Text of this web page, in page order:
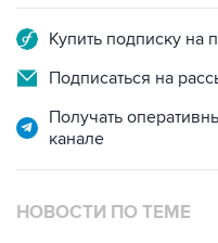
Купить подписку на
Подписаться на
Получать
канале
НОВОСТИ ПО ТЕМЕ